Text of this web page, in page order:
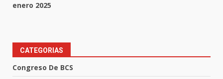
enero 2025
CATEGORIAS
Congreso De BCS